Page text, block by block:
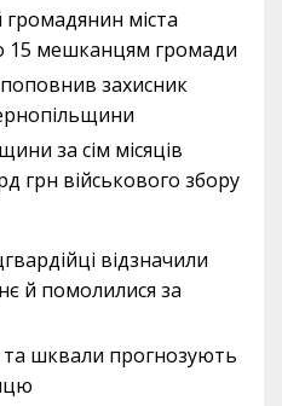
міста
15 мешканцям громади
захисник
за сім місяців
грн військового збору
відзначили
й помолилися за
шквали прогнозують